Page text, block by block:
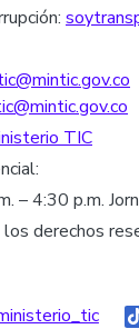
TIC
– 4:30 p.m.
derechos